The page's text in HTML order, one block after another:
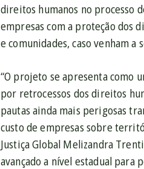
direitos humanos no processo
empresas com a proteção dos
e comunidades, caso venham
“O projeto se apresenta como
por retrocessos dos direitos
pautas ainda mais perigosas
custo de empresas sobre
Justiça Global Melizandra
avançado a nível estadual